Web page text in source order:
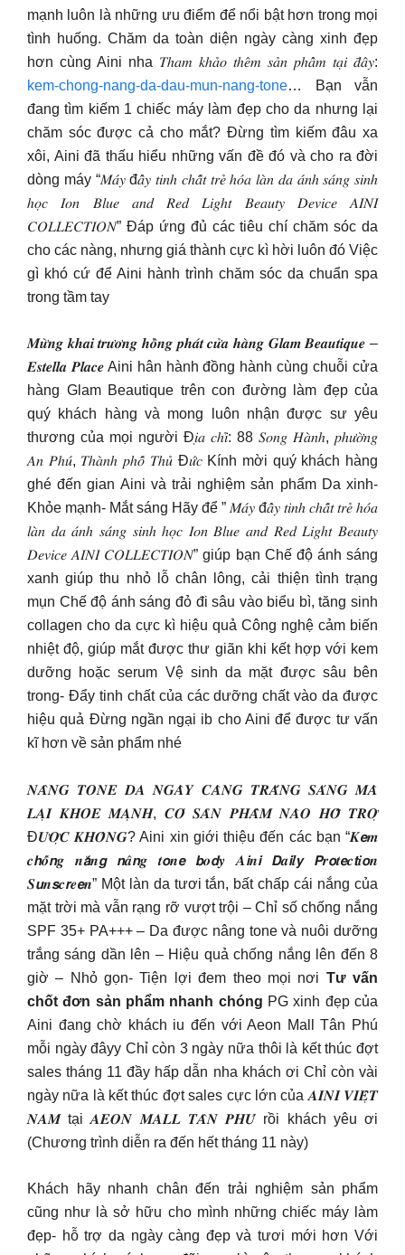
mạnh luôn là những ưu điểm để nổi bật hơn trong mọi
tình huống. Chăm da toàn diện ngày càng xinh đẹp
hơn cùng Aini nha 𝑇ℎ𝑎𝑚 𝑘ℎ𝑎̉𝑜 𝑡ℎ𝑒̂𝑚 𝑠𝑎̉𝑛 𝑝ℎ𝑎̂̉𝑚 𝑡𝑎̣𝑖 𝑑̄𝑎̂𝑦:
kem-chong-nang-da-dau-mun-nang-tone… Bạn vẫn
đang tìm kiếm 1 chiếc máy làm đẹp cho da nhưng lại
chăm sóc được cả cho mắt? Đừng tìm kiếm đâu xa
xôi, Aini đã thấu hiểu những vấn đề đó và cho ra đời
dòng máy “𝑀𝑎́𝑦 đ𝑎̂̉𝑦 𝑡𝑖𝑛ℎ 𝑐ℎ𝑎̂́𝑡 𝑡𝑟𝑒̉ ℎ𝑜́𝑎 𝑙𝑎̀𝑛 𝑑𝑎 𝑎́𝑛ℎ 𝑠𝑎́𝑛𝑔 𝑠𝑖𝑛ℎ
ℎ𝑜̣𝑐 𝐼𝑜𝑛 𝐵𝑙𝑢𝑒 𝑎𝑛𝑑 𝑅𝑒𝑑 𝐿𝑖𝑔ℎ𝑡 𝐵𝑒𝑎𝑢𝑡𝑦 𝐷𝑒𝑣𝑖𝑐𝑒 𝐴𝐼𝑁𝐼
𝐶𝑂𝐿𝐿𝐸𝐶𝑇𝐼𝑂𝑁” Đáp ứng đủ các tiêu chí chăm sóc da
cho các nàng, nhưng giá thành cực kì hời luôn đó Việc
gì khó cứ để Aini hành trình chăm sóc da chuẩn spa
trong tầm tay
𝑴𝒖̛̀𝒏𝒈 𝒌𝒉𝒂𝒊 𝒕𝒓𝒖̛𝒐̛𝒏𝒈 𝒉𝒐̂̀𝒏𝒈 𝒑𝒉𝒂́𝒕 𝒄𝒖̛̉𝒂 𝒉𝒂̀𝒏𝒈 𝑮𝒍𝒂𝒎 𝑩𝒆𝒂𝒖𝒕𝒊𝒒𝒖𝒆 –
𝑬𝒔𝒕𝒆𝒍𝒍𝒂 𝑷𝒍𝒂𝒄𝒆 Aini hân hành đồng hành cùng chuỗi cửa
hàng Glam Beautique trên con đường làm đẹp của
quý khách hàng và mong luôn nhận được sư yêu
thương của mọi người Đ𝑖̣𝑎 𝑐ℎ𝑖̉: 88 𝑆𝑜𝑛𝑔 𝐻𝑎̀𝑛ℎ, 𝑝ℎ𝑢̛𝑜̛̀𝑛𝑔
𝐴𝑛 𝑃ℎ𝑢́, 𝑇ℎ𝑎̀𝑛ℎ 𝑝ℎ𝑜̂́ 𝑇ℎ𝑢̉ Đ𝑢̛́𝑐 Kính mời quý khách hàng
ghé đến gian Aini và trải nghiệm sản phẩm Da xinh-
Khỏe mạnh- Mắt sáng Hãy để ” 𝑀𝑎́𝑦 đ𝑎̂̉𝑦 𝑡𝑖𝑛ℎ 𝑐ℎ𝑎̂́𝑡 𝑡𝑟𝑒̉ ℎ𝑜́𝑎
𝑙𝑎̀𝑛 𝑑𝑎 𝑎́𝑛ℎ 𝑠𝑎́𝑛𝑔 𝑠𝑖𝑛ℎ ℎ𝑜̣𝑐 𝐼𝑜𝑛 𝐵𝑙𝑢𝑒 𝑎𝑛𝑑 𝑅𝑒𝑑 𝐿𝑖𝑔ℎ𝑡 𝐵𝑒𝑎𝑢𝑡𝑦
𝐷𝑒𝑣𝑖𝑐𝑒 𝐴𝐼𝑁𝐼 𝐶𝑂𝐿𝐿𝐸𝐶𝑇𝐼𝑂𝑁” giúp bạn Chế độ ánh sáng
xanh giúp thu nhỏ lỗ chân lông, cải thiện tình trạng
mụn Chế độ ánh sáng đỏ đi sâu vào biểu bì, tăng sinh
collagen cho da cực kì hiệu quả Công nghệ cảm biến
nhiệt độ, giúp mắt được thư giãn khi kết hợp với kem
dưỡng hoặc serum Vệ sinh da mặt được sâu bên
trong- Đẩy tinh chất của các dưỡng chất vào da được
hiệu quả Đừng ngần ngại ib cho Aini để được tư vấn
kĩ hơn về sản phẩm nhé
𝑵𝑨̂𝑵𝑮 𝑻𝑶𝑵𝑬 𝑫𝑨 𝑵𝑮𝑨̀𝒀 𝑪𝑨̀𝑵𝑮 𝑻𝑹𝑨̆́𝑵𝑮 𝑺𝑨́𝑵𝑮 𝑴𝑨̀
𝑳𝑨̣𝑰 𝑲𝑯𝑶̉𝑬 𝑴𝑨̣𝑵𝑯, 𝑪𝑶́ 𝑺𝑨̉𝑵 𝑷𝑯𝑨̂̉𝑴 𝑵𝑨̀𝑶 𝑯𝑶̂̃ 𝑻𝑹𝑶̛̣
Đ𝑼̛𝑶̛̣𝑪 𝑲𝑯𝑶̂𝑵𝑮? Aini xin giới thiệu đến các bạn “𝑲𝙚𝒎
𝒄𝙝𝒐̂́𝙣𝒈 𝒏𝙖̆́𝒏𝙜 𝙣𝒂̂𝙣𝒈 𝒕𝙤𝒏𝙚 𝙗𝒐𝙙𝒚 𝑨𝙞𝒏𝙞 𝘿𝒂𝙞𝒍𝙮 𝙋𝒓𝙤𝒕𝙚𝒄𝙩𝒊𝙤𝒏
𝑺𝙪𝒏𝙨𝒄𝙧𝒆𝙚𝒏” Một làn da tươi tắn, bất chấp cái nắng của
mặt trời mà vẫn rạng rỡ vượt trội – Chỉ số chống nắng
SPF 35+ PA+++ – Da được nâng tone và nuôi dưỡng
trắng sáng dần lên – Hiệu quả chống nắng lên đến 8
giờ – Nhỏ gọn- Tiện lợi đem theo mọi nơi Tư vấn
chốt đơn sản phẩm nhanh chóng PG xinh đẹp của
Aini đang chờ khách iu đến với Aeon Mall Tân Phú
mỗi ngày đâyy Chỉ còn 3 ngày nữa thôi là kết thúc đợt
sales tháng 11 đầy hấp dẫn nha khách ơi Chỉ còn vài
ngày nữa là kết thúc đợt sales cực lớn của 𝑨𝑰𝑵𝑰 𝑽𝑰𝑬̣̂𝑻
𝑵𝑨𝑴 tại 𝑨𝑬𝑶𝑵 𝑴𝑨𝑳𝑳 𝑻𝑨̂𝑵 𝑷𝑯𝑼́ rồi khách yêu ơi
(Chương trình diễn ra đến hết tháng 11 này)
Khách hãy nhanh chân đến trải nghiệm sản phẩm
cũng như là sở hữu cho mình những chiếc máy làm
đẹp- hỗ trợ da ngày càng đẹp và tươi mới hơn Với